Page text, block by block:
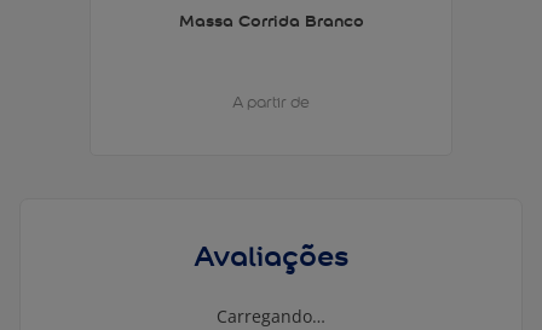
Massa Corrida Branco
A partir de
Avaliações
Carregando…